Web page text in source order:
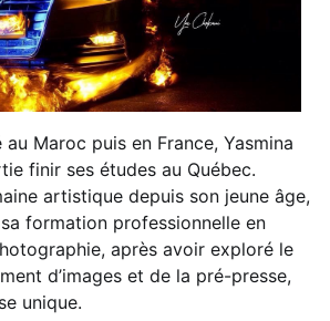
Maroc puis en France, Yasmina
finir ses études au Québec.
artistique depuis son jeune âge,
formation professionnelle en
après avoir exploré le
d’images et de la pré-presse,
unique.